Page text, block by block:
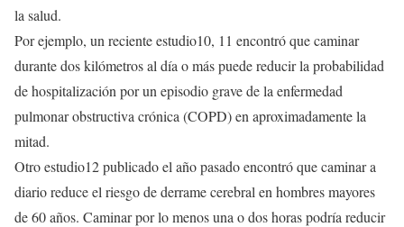
la salud.
Por ejemplo, un reciente estudio10, 11 encontró que caminar
durante dos kilómetros al día o más puede reducir la probabilidad
de hospitalización por un episodio grave de la enfermedad
pulmonar obstructiva crónica (COPD) en aproximadamente la
mitad.
Otro estudio12 publicado el año pasado encontró que caminar a
diario reduce el riesgo de derrame cerebral en hombres mayores
de 60 años. Caminar por lo menos una o dos horas podría reducir